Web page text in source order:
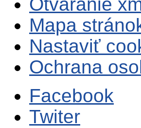
Otváranie
Mapa
Nastaviť
Ochrana
Facebook
Twiter